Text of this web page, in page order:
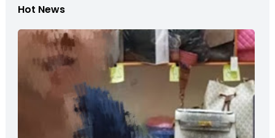
Hot News